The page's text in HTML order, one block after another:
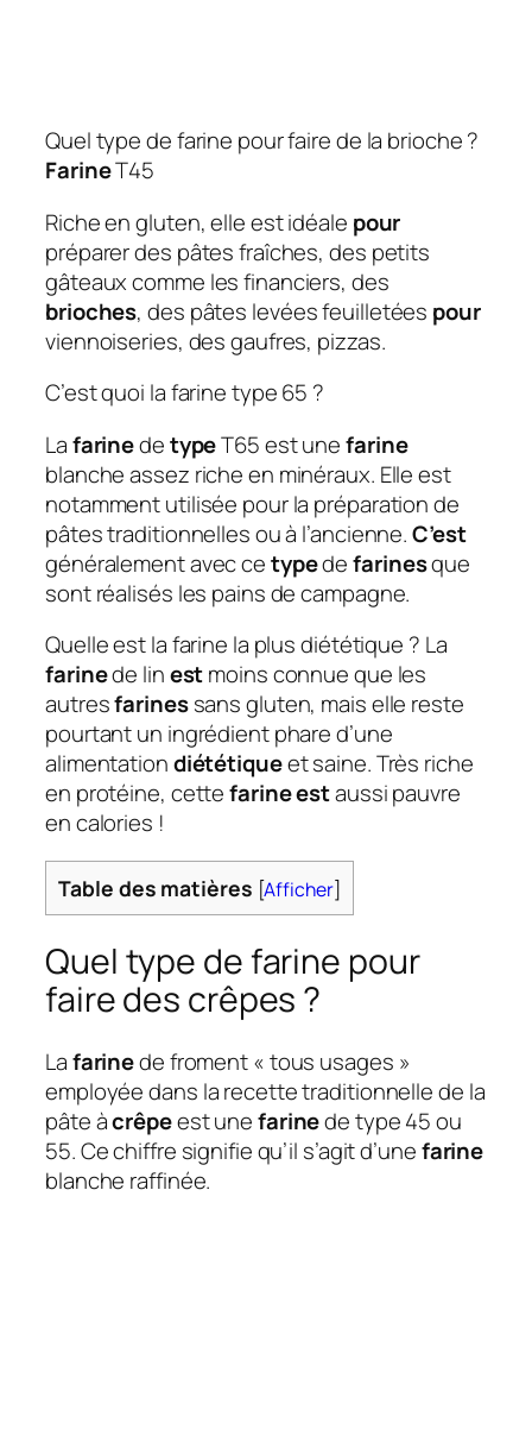
Quel type de farine pour faire de la brioche ?
FarineT45
Riche en gluten, elle est idéale pour
préparer des pâtes fraîches, des petits
gâteaux comme les financiers, des
brioches, des pâtes levées feuilletées pour
viennoiseries, des gaufres, pizzas.
C’est quoi la farine type 65 ?
LafarinedetypeT65 est unefarine
blanche assez riche en minéraux. Elle est
notamment utilisée pour la préparation de
pâtes traditionnelles ou à l’ancienne.C’est
généralement avec cetypedefarinesque
sont réalisés les pains de campagne.
Quelle est la farine la plus diététique ? La
farinede linestmoins connue que les
autresfarinessans gluten, mais elle reste
pourtant un ingrédient phare d’une
alimentationdiététiqueet saine. Très riche
en protéine, cettefarine estaussi pauvre
en calories !
Table des matières [Afficher]
Quel type de farine pour
faire des crêpes ?
Lafarinede froment « tous usages »
employée dans la recette traditionnelle de la
pâte àcrêpeest unefarinede type 45 ou
55. Ce chiffre signifie qu’il s’agit d’unefarine
blanche raffinée.